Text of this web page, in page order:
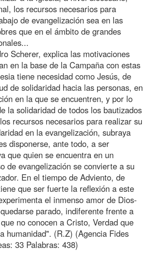
los recursos necesarios para
de evangelización sea en las
que en el ámbito de grandes
Scherer, explica las motivaciones
en la base de la Campaña con estas
tiene necesidad como Jesús, de
de solidaridad hacia las personas, en
en la que se encuentren, y por lo
la solidaridad de todos los bautizados
recursos necesarios para realizar su
en la evangelización, subraya
disponerse, ante todo, a ser
que quien se encuentra en un
de evangelización se convierte a su
En el tiempo de Adviento, de
que ser fuerte la reflexión a este
el inmenso amor de Dios-
parado, indiferente frente a
no conocen a Cristo, Verdad que
humanidad". (R.Z) (Agencia Fides
33 Palabras: 438)